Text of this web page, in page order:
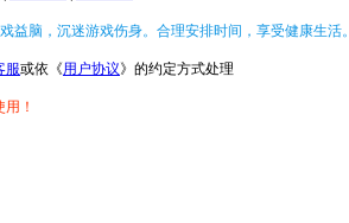
脑，沉迷游戏伤身。合理安排时间，享受健康生活。
服或依《用户协议》的约定方式处理
！